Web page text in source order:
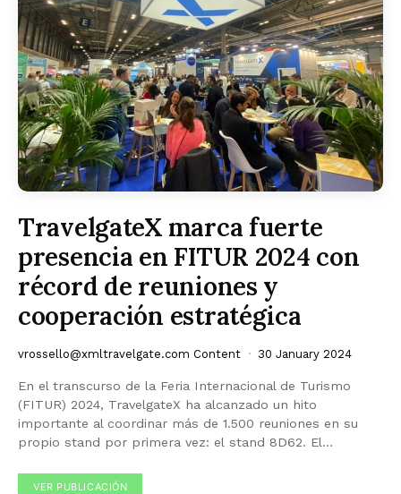
TravelgateX marca fuerte
presencia en FITUR 2024 con
récord de reuniones y
cooperación estratégica
vrossello@xmltravelgate.com Content 30 January 2024
En el transcurso de la Feria Internacional de Turismo
(FITUR) 2024, TravelgateX ha alcanzado un hito
importante al coordinar más de 1.500 reuniones en su
propio stand por primera vez: el stand 8D62. El…
VER PUBLICACIÓN